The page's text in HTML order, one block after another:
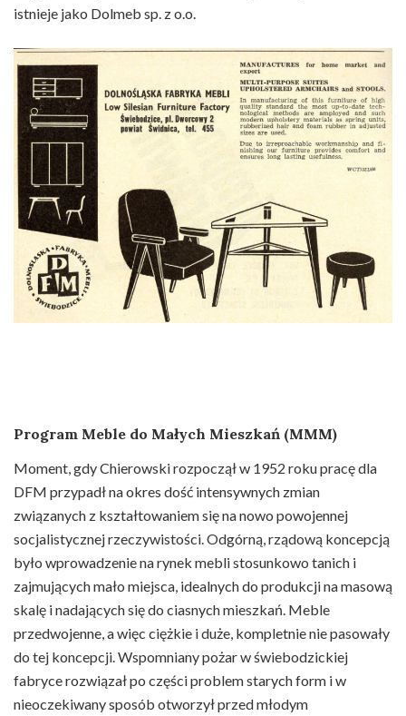
istnieje jako Dolmeb sp. z o.o.
Program Meble do Małych Mieszkań (MMM)
Moment, gdy Chierowski rozpoczął w 1952 roku pracę dla
DFM przypadł na okres dość intensywnych zmian
związanych z kształtowaniem się na nowo powojennej
socjalistycznej rzeczywistości. Odgórną, rządową koncepcją
było wprowadzenie na rynek mebli stosunkowo tanich i
zajmujących mało miejsca, idealnych do produkcji na masową
skalę i nadających się do ciasnych mieszkań. Meble
przedwojenne, a więc ciężkie i duże, kompletnie nie pasowały
do tej koncepcji. Wspomniany pożar w świebodzickiej
fabryce rozwiązał po części problem starych form i w
nieoczekiwany sposób otworzył przed młodym